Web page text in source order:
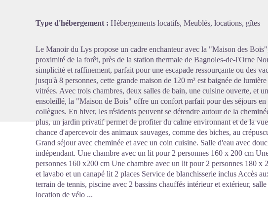
Type d'hébergement : Hébergements locatifs, Meublés, locations, gîtes
Le Manoir du Lys propose un cadre enchanteur avec la "Maison des
proximité de la forêt, près de la station thermale de Bagnoles-de-l'Orne
simplicité et raffinement, parfait pour une escapade ressourçante ou des
jusqu'à 8 personnes, cette grande maison de 120 m² est baignée de
vitrées. Avec trois chambres, deux salles de bain, une cuisine ouverte, et
ensoleillé, la "Maison de Bois" offre un confort parfait pour des séjours
collègues. En hiver, les résidents peuvent se détendre autour de la
plus, un jardin privatif permet de profiter du calme environnant et de la
chance d'apercevoir des animaux sauvages, comme des biches, au
Grand séjour avec cheminée et avec un coin cuisine. Salle d'eau avec
indépendant. Une chambre avec un lit pour 2 personnes 160 x 200 cm
personnes 160 x200 cm Une chambre avec un lit pour 2 personnes 180 x
et lavabo et un canapé lit 2 places Service de blanchisserie inclus Accès
terrain de tennis, piscine avec 2 bassins chauffés intérieur et extérieur,
location de vélo ...